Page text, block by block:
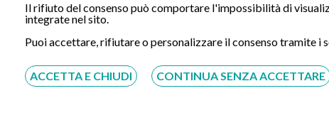
Il rifiuto del consenso può comportare l'impossibilità di
integrate nel sito.
Puoi accettare, rifiutare o personalizzare il consenso tramite i
ACCETTA E CHIUDI CONTINUA SENZA ACCETTARE